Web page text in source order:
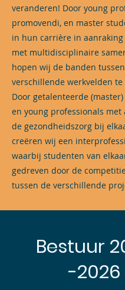
veranderen! Door young
promovendi, en master
in hun carrière in
met multidisciplinaire
hopen wij de banden
verschillende werkvelden te
Door getalenteerde
en young professionals
de gezondheidszorg bij
creëren wij een
waarbij studenten van
gedreven door de
tussen de verschillende
Bestuur
-2026